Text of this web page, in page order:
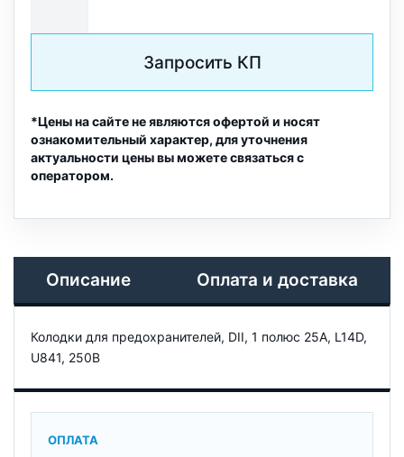
Запросить КП
*Цены на сайте не являются офертой и носят
ознакомительный характер, для уточнения
актуальности цены вы можете связаться с
оператором.
Описание Оплата и доставка
Колодки для предохранителей, DII, 1 полюс 25A, L14D,
U841, 250В
ОПЛАТА